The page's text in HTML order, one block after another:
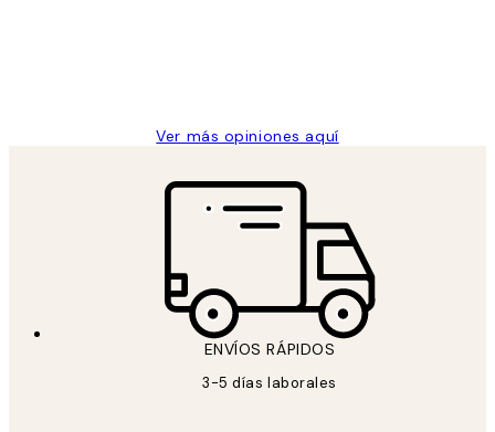
Ver más opiniones aquí
ENVÍOS RÁPIDOS
3-5 días laborales